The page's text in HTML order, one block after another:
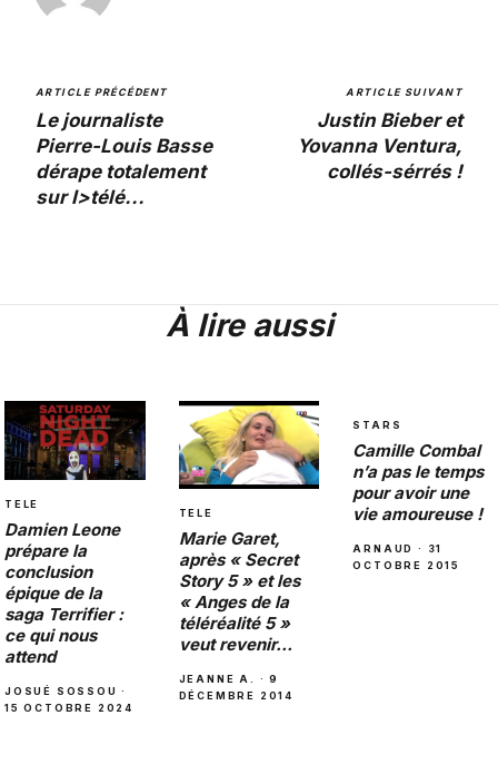
ARTICLE PRÉCÉDENT
Le journaliste
Pierre-Louis Basse
dérape totalement
sur I>télé...
ARTICLE SUIVANT
Justin Bieber et
Yovanna Ventura,
collés-sérrés !
À lire aussi
TELE
Damien Leone
prépare la
conclusion
épique de la
saga Terrifier :
ce qui nous
attend
JOSUÉ SOSSOU ·
15 OCTOBRE 2024
TELE
Marie Garet,
après « Secret
Story 5 » et les
« Anges de la
télé­réa­lité 5 »
veut revenir…
JEANNE A. · 9
DÉCEMBRE 2014
STARS
Camille Combal
n’a pas le temps
pour avoir une
vie amoureuse !
ARNAUD · 31
OCTOBRE 2015